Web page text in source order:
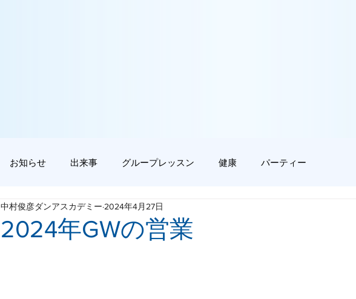
お知らせ 出来事 グループレッスン 健康 パーティー
2024年GWの営業
中村俊彦ダンアスカデミー 2024年4月27日